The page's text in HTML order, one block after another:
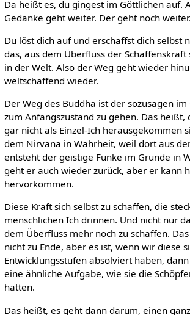
Da heißt es, du gingest im Göttlichen auf.
Gedanke geht weiter. Der geht noch weiter.
Du löst dich auf und erschaffst dich selbst
das, aus dem Überfluss der Schaffenskraft
in der Welt. Also der Weg geht wieder
weltschaffend wieder.
Der Weg des Buddha ist der sozusagen
zum Anfangszustand zu gehen. Das heißt,
gar nicht als Einzel-Ich herausgekommen
dem Nirvana in Wahrheit, weil dort aus
entsteht der geistige Funke im Grunde in
geht er auch wieder zurück, aber er kann
hervorkommen.
Diese Kraft sich selbst zu schaffen, die
menschlichen Ich drinnen. Und nicht nur
dem Überfluss mehr noch zu schaffen.
nicht zu Ende, aber es ist, wenn wir diese
Entwicklungsstufen absolviert haben,
eine ähnliche Aufgabe, wie sie die
hatten.
Das heißt, es geht dann darum, einen